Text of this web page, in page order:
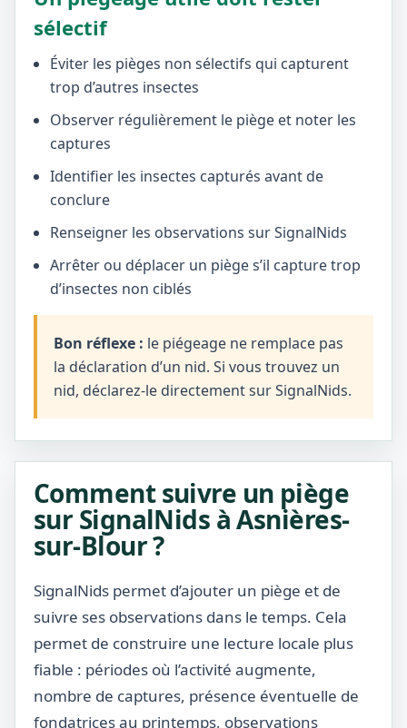
sélectif
Éviter les pièges non sélectifs qui capturent
trop d’autres insectes
Observer régulièrement le piège et noter les
captures
Identifier les insectes capturés avant de
conclure
Renseigner les observations sur SignalNids
Arrêter ou déplacer un piège s’il capture trop
d’insectes non ciblés
Bon réflexe : le piégeage ne remplace pas
la déclaration d’un nid. Si vous trouvez un
nid, déclarez-le directement sur SignalNids.
Comment suivre un piège
sur SignalNids à Asnières-
sur-Blour ?
SignalNids permet d’ajouter un piège et de
suivre ses observations dans le temps. Cela
permet de construire une lecture locale plus
fiable : périodes où l’activité augmente,
nombre de captures, présence éventuelle de
fondatrices au printemps, observations